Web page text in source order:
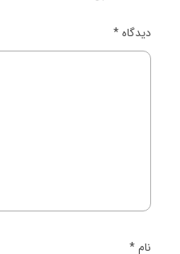
دیدگاه*
نام*